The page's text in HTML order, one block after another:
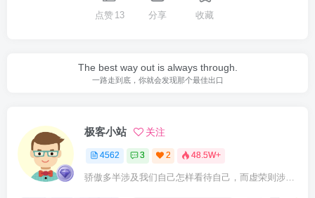
点赞 13 分享 收藏
The best way out is always through.
一路走到底，你就会发现那个最佳出口
极客小站 关注
4562 3 2 48.5W+
骄傲多半涉及我们自己怎样看待自己，而虚荣则涉及我们想别人怎样看我们